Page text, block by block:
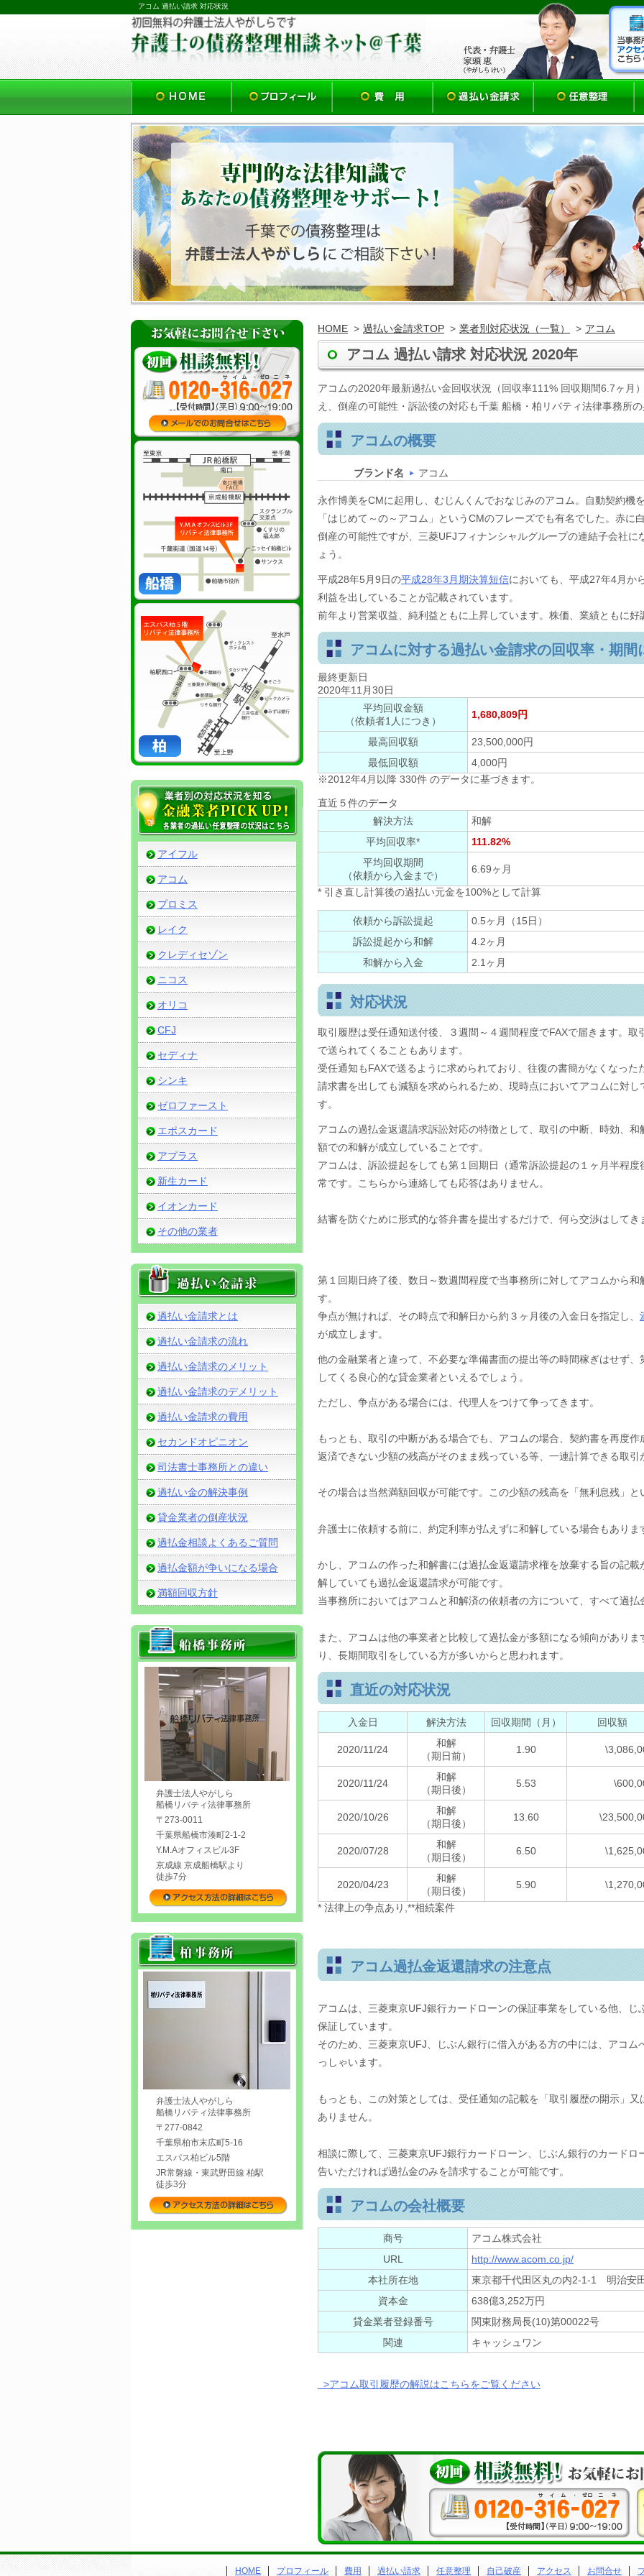
アコム 過払い請求 対応状況
HOME > 過払い金請求TOP > 業者別対応状況（一覧） > アコム
アコム 過払い請求 対応状況 2020年
アコムの2020年最新過払い金回収状況（回収率111% 回収期間6.7ヶ月
え、倒産の可能性・訴訟後の対応も千葉 船橋・柏リバティ法律事務所
アコムの概要
ブランド名 アコム
永作博美をCMに起用し、むじんくんでおなじみのアコム。自動契約機
「はじめて～の～アコム」というCMのフレーズでも有名でした。赤に
倒産の可能性ですが、三菱UFJフィナンシャルグループの連結子会社
ょう。
平成28年5月9日の平成28年3月期決算短信においても、平成27年4月か
利益を出していることが記載さ
前年より営業収益、純利益ともに上昇しています。株価、業績ともに
アコムに対する過払い金請求の回収率・期間
最終更新日
2020年11月30日
平均回収金額
（依頼者1人につき）
1,680,809円
最高回収額
23,500,000円
最低回収額
4,000円
※2012年4月以降 330件 のデータに基づきます。
直近５件のデータ
解決方法
和解
平均回収率*
111.82%
平均回収期間
（依頼から入金まで）
6.69ヶ月
* 引き直し計算後の過払い元金を100%として計算
依頼から訴訟提起
0.5ヶ月（15日）
訴訟提起から和解
4.2ヶ月
和解から入金
2.1ヶ月
対応状況
取引履歴は受任通知送付後、３週間～４週間程度でFAXで届きます。
で送られてくることもあります。
受任通知もFAXで送るように求められており、往復の書簡がなくなっ
請求書を出しても減額を求められるため、現時点においてアコムに対
す。
アコムの過払金返還請求訴訟対応の特徴として、取引の中断、時効、
額での和解が成立してい
アコムは、訴訟提起をしても第１回期日（通常訴訟提起の１ヶ月半程
常です。こちらから連絡しても応答はありません。
結審を防ぐために形式的な答弁書を提出するだけで、何ら交渉はしてき
第１回期日終了後、数日～数週間程度で当事務所に対してアコムから和
す。
争点が無ければ、その時点で和解日から約３ヶ月後の入金日を指定し、
が成立します。
他の金融業者と違って、不必要な準備書面の提出等の時間稼ぎはせず
してくる良心的な貸金業者といえるでしょう。
ただし、争点がある場合には、代理人をつけて争ってきます。
もっとも、取引の中断がある場合でも、アコムの場合、契約書を再度
返済できない少額の残高がそのまま残っている等、一連計算できる取引
その場合は当然満額回収が可能です。この少額の残高を「無利息残」と
弁護士に依頼する前に、約定利率が払えずに和解している場合もありま
かし、アコムの作った和解書には過払金返還請求権を放棄する旨の記
解していても過払金返還請
当事務所においてはアコムと和解済の依頼者の方について、すべて過
また、アコムは他の事業者と比較して過払金が多額になる傾向があり
り、長期間取引をしている方が多いからと思われます。
直近の対応状況
入金日 解決方法 回収期間（月） 回収額
2020/11/24
和解
（期日前）
1.90
2020/11/24
和解
（期日後）
5.53
2020/10/26
和解
（期日後）
13.60
2020/07/28
和解
（期日後）
6.50
2020/04/23
和解
（期日後）
5.90
* 法律上の争点あり,**相続案件
アコム過払金返還請求の注意点
アコムは、三菱東京UFJ銀行カードローンの保証事業をしている他、
保証しています。
そのため、三菱東京UFJ、じぶん銀行に借入がある方の中には、アコ
っしゃいます。
もっとも、この対策としては、受任通知の記載を「取引履歴の開示」
ありません。
相談に際して、三菱東京UFJ銀行カードローン、じぶん銀行のカード
告いただければ過払金のみを請求することが可能です。
アコムの会社概要
商号
アコム株式会社
URL
http://www.acom.co.jp/
本社所在地
東京都千代田区丸の内2-1-1 明治安
資本金
638億3,252万円
貸金業者登録番号
関東財務局長(10)第00022号
関連
キャッシュワン
>アコム取引履歴の解説はこちらをご覧ください
アイフル
アコム
プロミス
レイク
クレディセゾン
ニコス
オリコ
CFJ
セディナ
シンキ
ゼロファースト
エポスカード
アプラス
新生カード
イオンカード
その他の業者
過払い金請求とは
過払い金請求の流れ
過払い金請求のメリット
過払い金請求のデメリット
過払い金請求の費用
セカンドオピニオン
司法書士事務所との違い
過払い金の解決事例
貸金業者の倒産状況
過払金相談よくあるご質問
過払金額が争いになる場合
満額回収方針
弁護士法人やがしら
船橋リバティ法律事務所
〒273‐0011
千葉県船橋市湊町2-1-2
Y.M.Aオフィスビル3F
京成線 京成船橋駅より
徒歩7分
JR総武線 船橋駅より
徒歩9分
弁護士法人やがしら
船橋リバティ法律事務所
〒277-0842
千葉県柏市末広町5-16
エスパス柏ビル5階
JR常磐線・東武野田線 柏駅
徒歩3分
HOME プロフィール 費用 過払い請求 任意整理 自己破産 アクセス お問合せ